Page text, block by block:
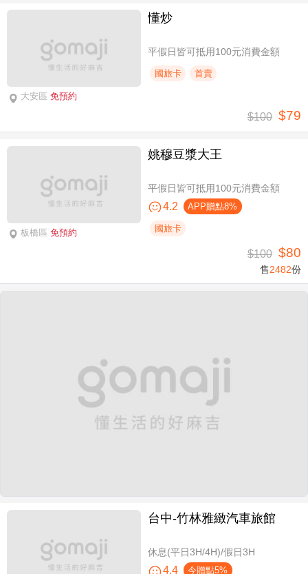
大安區 免預約
懂炒
平假日皆可抵用100元消費金額
國旅卡 首賣
$100 $79
板橋區 免預約
姚穆豆漿大王
平假日皆可抵用100元消費金額
4.2 APP贈點8%
國旅卡
$100 $80
售2482份
台中-竹林雅緻汽車旅館
休息(平日3H/4H)/假日3H
4.4 今贈點5%